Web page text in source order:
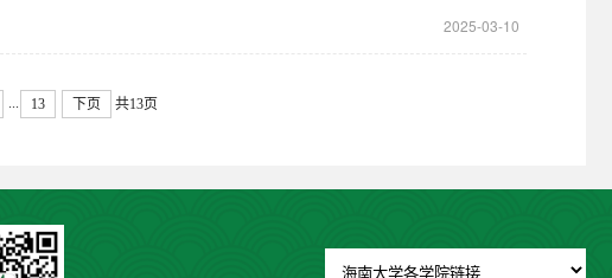
2025-03-10
13 下页 共13页